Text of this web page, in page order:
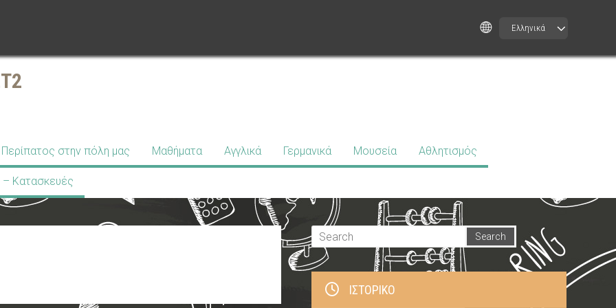
Ελληνικά
Περίπατος στην πόλη μας Μαθήματα Αγγλικά Γερμανικά Μουσεία Αθλητισμός
Κατασκευές
ΙΣΤΟΡΙΚΌ